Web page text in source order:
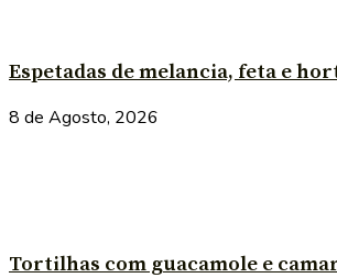
Espetadas de melancia, feta e
8 de Agosto, 2026
Tortilhas com guacamole e